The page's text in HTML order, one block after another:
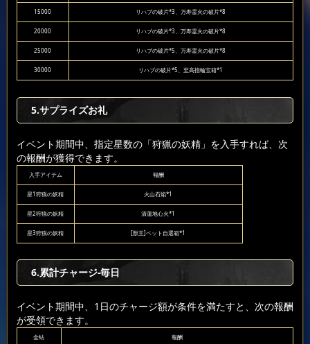
15000 リハブの破片*3、万寿霊火の破片*8
20000 リハブの破片*3、万寿霊火の破片*8
25000 リハブの破片*5、万寿霊火の破片*8
30000 リハブの破片*5、至高指輪宝箱*1
5.サプライズお礼
イベント期間中、指定星数の「狩猟の妖精」を入手すれば、次
の報酬が獲得できます。
入手アイテム 報酬
星1狩猟の妖精 火山石焔*1
星2狩猟の妖精 清蓮地心火*1
星3狩猟の妖精 [獣王]ペット自選箱*1
6.累計チャージ-毎日
イベント期間中、1日のチャージ額が条件を満たすと、次の報酬
が受領できます。
金钻 報酬